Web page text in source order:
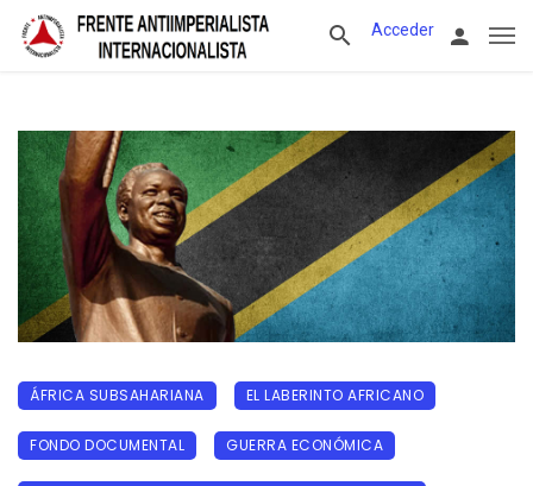
Acceder
ÁFRICA SUBSAHARIANA EL LABERINTO AFRICANO
FONDO DOCUMENTAL GUERRA ECONÓMICA